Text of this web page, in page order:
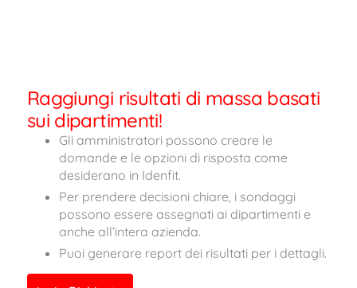
Raggiungi risultati di massa basati
sui dipartimenti!
Gli amministratori possono creare le
domande e le opzioni di risposta come
desiderano in Idenfit.
Per prendere decisioni chiare, i sondaggi
possono essere assegnati ai dipartimenti e
anche all’intera azienda.
Puoi generare report dei risultati per i dettagli.